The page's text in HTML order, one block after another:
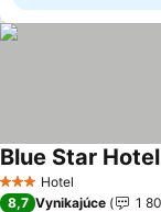
3 Počet hviezdičiek
Hotel
Blue Star Hotel
8,7 Vynikajúce 1